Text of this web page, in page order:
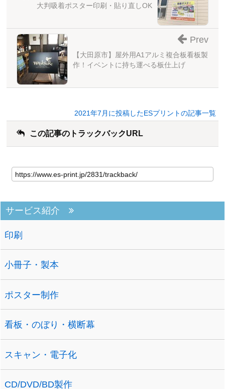
大判吸着ポスター印刷・貼り直しOK
【大田原市】屋外用A1アルミ複合板看板製
作！イベントに持ち運べる板仕上げ
Prev
2021年7月に投稿したESプリントの記事一覧
この記事のトラックバックURL
サービス紹介
印刷
小冊子・製本
ポスター制作
看板・のぼり・横断幕
スキャン・電子化
CD/DVD/BD製作